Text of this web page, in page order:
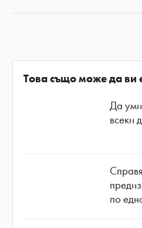
Това също може да ви
Да
всеки
по